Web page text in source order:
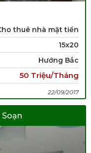
thuê nhà mặt tiền
15x20
Hướng Bắc
50 Triệu/Tháng
22/09/2017